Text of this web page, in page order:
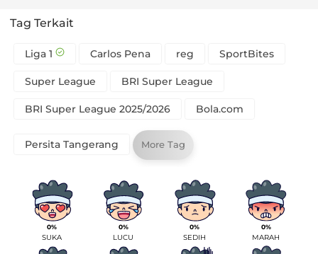
Tag Terkait
Liga 1 Carlos Pena reg SportBites
Super League BRI Super League
BRI Super League 2025/2026 Bola.com
Persita Tangerang More Tag
0%
SUKA
0%
LUCU
0%
SEDIH
0%
MARAH